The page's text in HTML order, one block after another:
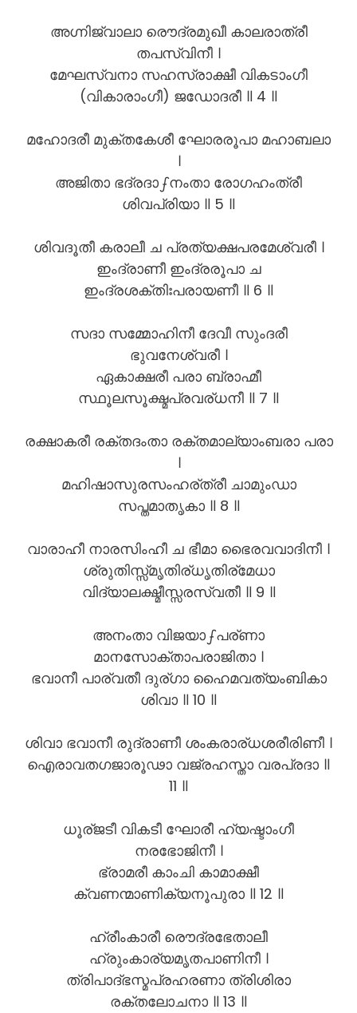
അഗ്നിജ്വാലാ രൌദ്രമുഖീ കാലരാത്രീ
തപസ്വിനീ ।
മേഘസ്വനാ സഹസ്രാക്ഷീ വികടാംഗീ
(വികാരാംഗീ) ജഡോദരീ ॥ 4 ॥
മഹോദരീ മുക്തകേശീ ഘോരരൂപാ മഹാബലാ
।
അജിതാ ഭദ്രദാഽനംതാ രോഗഹംത്രീ
ശിവപ്രിയാ ॥ 5 ॥
ശിവദൂതീ കരാലീ ച പ്രത്യക്ഷപരമേശ്വരീ ।
ഇംദ്രാണീ ഇംദ്രരൂപാ ച
ഇംദ്രശക്തിഃപരായണീ ॥ 6 ॥
സദാ സമ്മോഹിനീ ദേവീ സുംദരീ
ഭുവനേശ്വരീ ।
ഏകാക്ഷരീ പരാ ബ്രാഹ്മീ
സ്ഥൂലസൂക്ഷ്മപ്രവര്ധനീ ॥ 7 ॥
രക്ഷാകരീ രക്തദംതാ രക്തമാല്യാംബരാ പരാ
।
മഹിഷാസുരസംഹര്ത്രീ ചാമുംഡാ
സപ്തമാതൃകാ ॥ 8 ॥
വാരാഹീ നാരസിംഹീ ച ഭീമാ ഭൈരവവാദിനീ ।
ശ്രുതിസ്സ്മൃതിര്ധൃതിര്മേധാ
വിദ്യാലക്ഷ്മീസ്സരസ്വതീ ॥ 9 ॥
അനംതാ വിജയാഽപര്ണാ
മാനസോക്താപരാജിതാ ।
ഭവാനീ പാര്വതീ ദുര്ഗാ ഹൈമവത്യംബികാ
ശിവാ ॥ 10 ॥
ശിവാ ഭവാനീ രുദ്രാണീ ശംകരാര്ധശരീരിണീ ।
ഐരാവതഗജാരൂഢാ വജ്രഹസ്താ വരപ്രദാ ॥
11 ॥
ധൂര്ജടീ വികടീ ഘോരീ ഹ്യഷ്ടാംഗീ
നരഭോജിനീ ।
ഭ്രാമരീ കാംചി കാമാക്ഷീ
ക്വണന്മാണിക്യനൂപുരാ ॥ 12 ॥
ഹ്രീംകാരീ രൌദ്രഭേതാലീ
ഹ്രുംകാര്യമൃതപാണിനീ ।
ത്രിപാദ്ഭസ്മപ്രഹരണാ ത്രിശിരാ
രക്തലോചനാ ॥ 13 ॥